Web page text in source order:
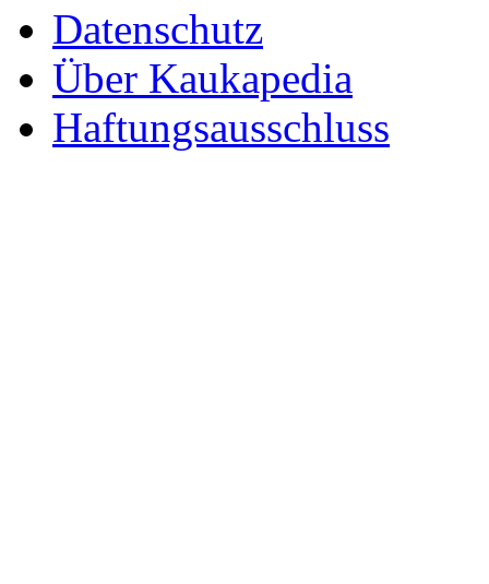
Datenschutz
Über Kaukapedia
Haftungsausschluss